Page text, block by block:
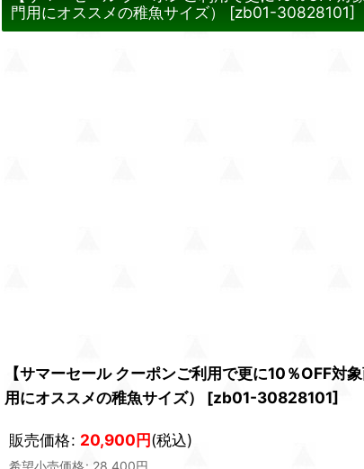
門用にオススメの稚魚サイズ）
[zb01-30828101]
【サマーセール クーポンご利用で更に10％OFF
用にオススメの稚魚サイズ）
[zb01-30828101]
販売価格: 20,900円(税込)